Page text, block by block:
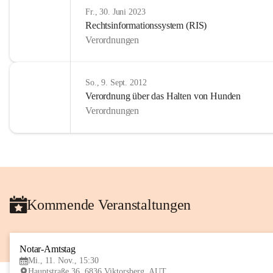
Fr., 30. Juni 2023
Rechtsinformationssystem (RIS)
Verordnungen
So., 9. Sept. 2012
Verordnung über das Halten von Hunden
Verordnungen
Kommende Veranstaltungen
Notar-Amtstag
Mi., 11. Nov., 15:30